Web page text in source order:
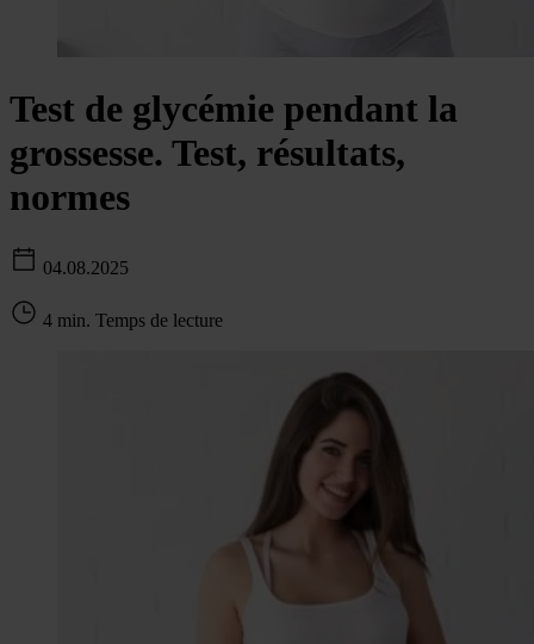
Test de glycémie pendant la
grossesse. Test, résultats,
normes
04.08.2025
4 min. Temps de lecture